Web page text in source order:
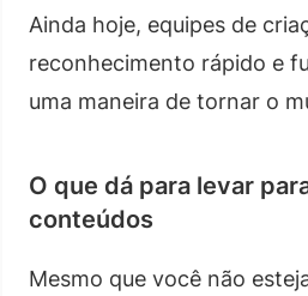
Ainda hoje, equipes de
reconhecimento rápido e
uma maneira de tornar o
O que dá para levar
conteúdos
Mesmo que você não